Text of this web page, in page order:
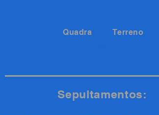
Quadra Terreno
Sepultamentos: